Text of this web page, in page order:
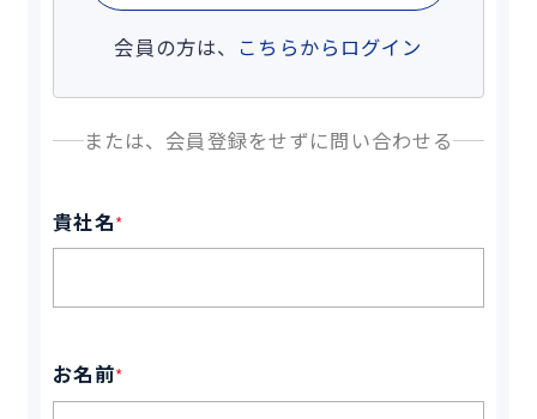
会員の方は、 こちらからログイン
または、会員登録をせずに問い合わせる
貴社名*
お名前*